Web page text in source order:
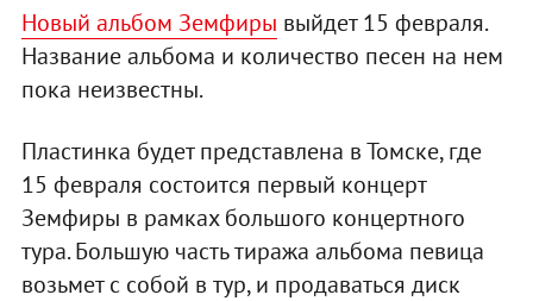
Новый альбом Земфиры выйдет 15 февраля.
Название альбома и количество песен на нем
пока неизвестны.
Пластинка будет представлена в Томске, где
15 февраля состоится первый концерт
Земфиры в рамках большого концертного
тура. Большую часть тиража альбома певица
возьмет с собой в тур, и продаваться диск